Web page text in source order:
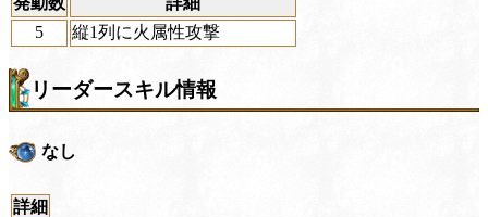
5
縦1列に火属性攻撃
リーダースキル情報
なし
詳細